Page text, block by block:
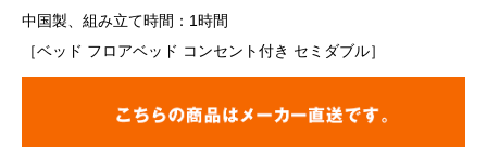
中国製、組み立て時間：1時間
［ベッド フロアベッド コンセント付き セミダブル］